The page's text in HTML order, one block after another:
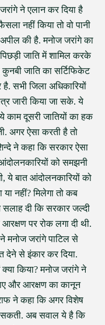
ने एलान कर दिया है
नहीं किया तो वो पानी
की है. मनोज जरांगे का
जाति में शामिल करके
जाति का सर्टिफिकेट
सभी जिला अधिकारियों
जारी किया जा सके. ये
काम दूसरी जातियों का हक
अगर ऐसा करती है तो
ने कहा कि सरकार ऐसा
को समझनी
ये बात आंदोलनकारियों को
नहीं? मिलेगा तो कब
दी कि सरकार जल्दी
पर रोक लगा दी थी.
मनोज जरांगे पाटिल से
देने से इंकार कर दिया.
किया? मनोज जरांगे ने
और आरक्षण का कानून
ने कहा कि अगर विशेष
सकती. अब सवाल ये है कि